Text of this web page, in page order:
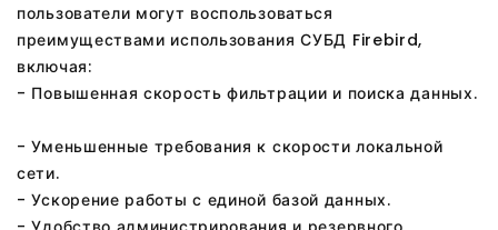
пользователи могут воспользоваться
преимуществами использования СУБД Firebird,
включая:
- Повышенная скорость фильтрации и поиска данных.
- Уменьшенные требования к скорости локальной
сети.
- Ускорение работы с единой базой данных.